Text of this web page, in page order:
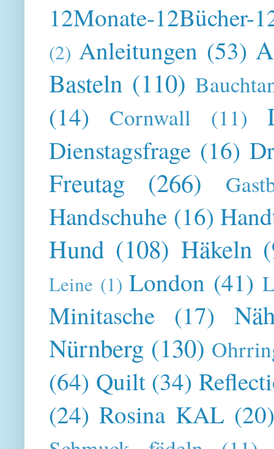
12Monate-12Bücher-
(2) Anleitungen (53)
Basteln (110)
(14) Cornwall (11)
Dienstagsfrage (16)
Freutag (266)
Handschuhe (16)
Hund (108) Häkeln
Leine (1) London (41)
Minitasche (17)
Nürnberg (130)
(64) Quilt (34)
(24) Rosina KAL